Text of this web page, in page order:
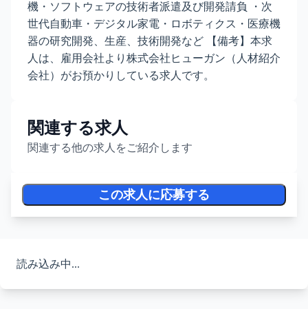
機・ソフトウェアの技術者派遣及び開発請負 ・次
世代自動車・デジタル家電・ロボティクス・医療機
器の研究開発、生産、技術開発など 【備考】本求
人は、雇用会社より株式会社ヒューガン（人材紹介
会社）がお預かりしている求人です。
関連する求人
関連する他の求人をご紹介します
この求人に応募する
読み込み中...